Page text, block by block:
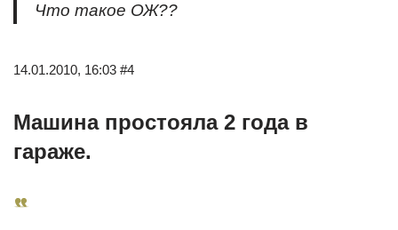
Что такое ОЖ??
14.01.2010, 16:03 #4
Машина простояла 2 года в
гараже.